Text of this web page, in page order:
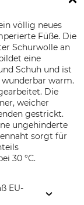
völlig neues
Füße. Die
Schurwolle an
eine
Schuh und ist
warm.
Die
weicher
gestrickt.
ungehinderte
sorgt für
30 °C.
EU-